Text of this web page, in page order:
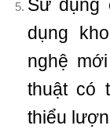
Sử dụng
dụng
nghệ
thuật có
thiểu